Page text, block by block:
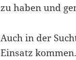
zu haben und
Auch in der
Einsatz kommen.